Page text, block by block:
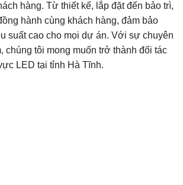
hàng. Từ thiết kế, lắp đặt đến bảo trì,
hành cùng khách hàng, đảm bảo
suất cao cho mọi dự án. Với sự chuyên
chúng tôi mong muốn trở thành đối tác
LED tại tỉnh Hà Tĩnh.